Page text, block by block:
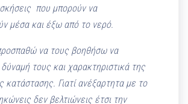
που μπορούν να
μέσα και έξω από το νερό.
να τους βοηθήσω να
τους και χαρακτηριστικά της
κατάστασης. Γιατί ανέξαρτητα με το
δεν βελτιώνεις έτσι την